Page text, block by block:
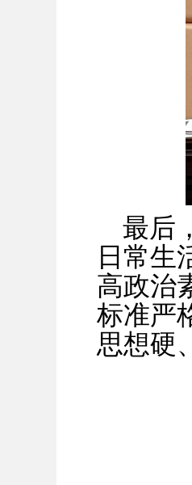
最后
日常生
高政治
标准严
思想硬